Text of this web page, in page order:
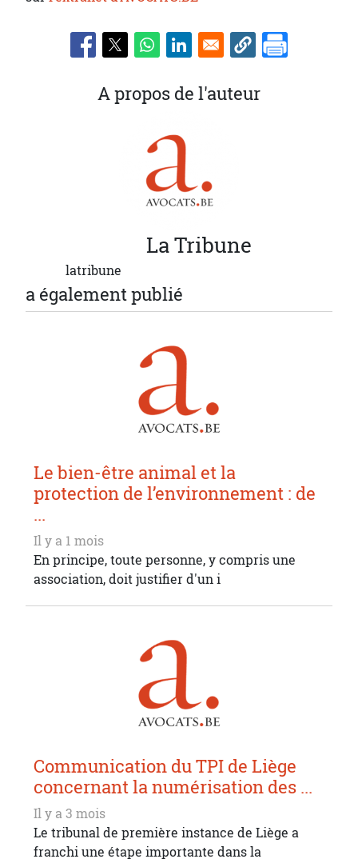
A propos de l'auteur
LaTribune
latribune
a également publié
Le bien-être animal et la
protection de l’environnement : de
...
Il y a 1 mois
En principe, toute personne, y compris une
association, doit justifier d'un i
Communication du TPI de Liège
concernant la numérisation des ...
Il y a 3 mois
Le tribunal de première instance de Liège a
franchi une étape importante dans la